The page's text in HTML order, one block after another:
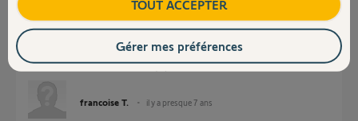
j'ai réussi a changer mon mot de passe donc j'ai mes identifiants mon
je ne peux pas aller plus loin dans la configuration
il me demande d'associer les équipements ????
francoise T. il y a presque 7 ans
TOUT ACCEPTER
Gérer mes préférences